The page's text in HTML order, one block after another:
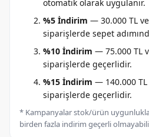
otomatik olarak uygulanır.
%5 İndirim — 30.000 TL
siparişlerde sepet
%10 İndirim — 75.000 TL
siparişlerde geçerlidir.
%15 İndirim — 140.000
siparişlerde geçerlidir.
* Kampanyalar stok/ürün
birden fazla indirim geçerli